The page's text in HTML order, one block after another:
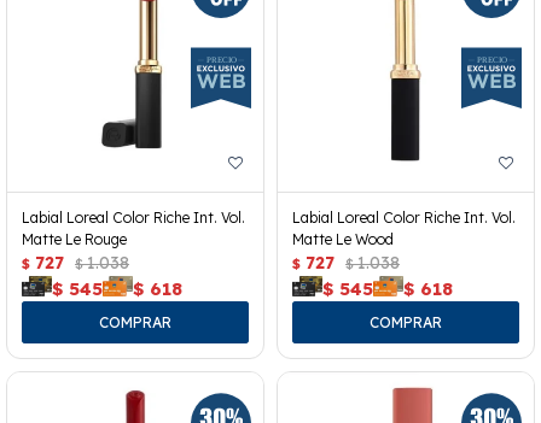
Labial Loreal Color Riche Int. Vol.
Matte Le Rouge
$ 727 $ 1.038
$ 545 $ 618
Labial Loreal Color Riche Int. Vol.
Matte Le Wood
$ 727 $ 1.038
$ 545 $ 618